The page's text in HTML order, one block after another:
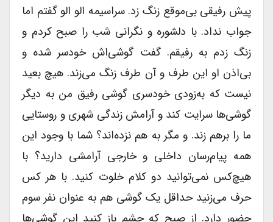
پیش رفیقی بی‌موقع زنگ زد. سراسیمه الو الو گفتم اما
جواب نداد. با دلشوره و نگرانی شب را صبح کردم و
زنگ زدم به رفیقم. گفت گوشی‌اش خودسر شده و
بی‌اذن او این طرف و آن طرف زنگ می‌زند. هیچ بعید
نیست که به‌زودی خودسری گوشی رفیق من به دیگر
گوشی‌ها سرایت کند و آرامش زندگی شهری و روستایی
ما را بر‌هم زند. و مگر به هم نزده‌اند؟ شما با وجود این
همه پیام‌رسان داخلی و خارجی آرامشی دارید؟ با
هیچ‌کس نمی‌توانید دو کلام خلوت کنید. با هر کس
حرف می‌زنید حداقل یک گوشی هم به عنوان نفر سوم
حضور دارد. از صبح که چشم باز کنید این گوشی‌ها